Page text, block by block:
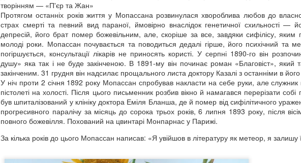
творінням — «П'єр та Жан»
Протягом останніх років життя у Мопассана розвинулася хвороблива любов до
страх смерті та певний вид параної, ймовірно внаслідок генетичної схильності —
депресій, його брат помер божевільним, але, скоріше за все, завдяки сифілісу, яким
молоді роки. Мопассан почувається та поводиться дедалі гірше, його психічний та
погіршується, консультації лікарів не приносять користі. У серпні 1890-го він
душу» яка так і не буде закінченою. В 1891-му він починає роман «Благовіст», який
закінченим. 31 грудня він надсилає прощального листа доктору Казалі з останніми в
У ніч проти 2 січня 1892 року Мопассан спробував накласти на себе руки, але служник
пістолеті на холості. Після цього письменник розбив вікно й намагався перерізати
був шпиталізований у клініку доктора Еміля Бланша, де й помер від сифілітичного
прогресивного паралічу за місяць до сорока трьох років, 6 липня 1893 року, після
повного божевілля. Похований на цвинтарі Монпарнас у Парижі.
За кілька років до цього Мопассан написав: «Я увійшов в літературу як метеор, я залишу